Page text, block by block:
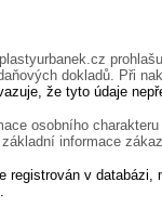
dokladů. Při
že tyto údaje
osobního
informace
registrován v